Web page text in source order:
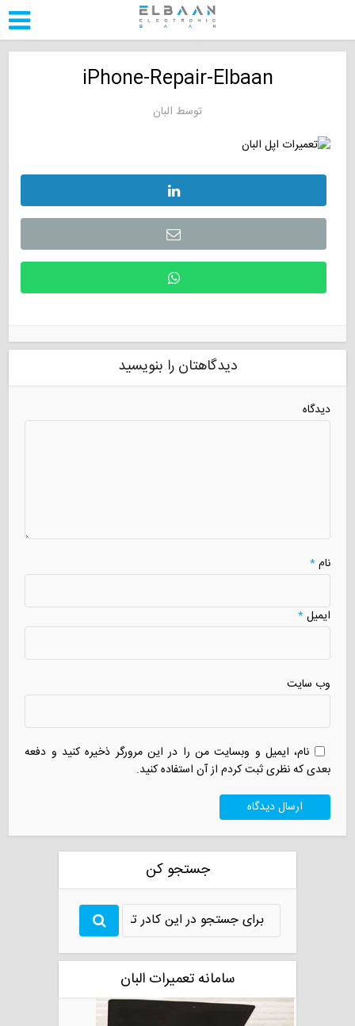
iPhone-Repair-Elbaan
توسط البان
دیدگاهتان را بنویسید
دیدگاه
نام*
ایمیل*
وب سایت
نام، ایمیل و وبسایت من را در این مرورگر ذخیره کنید و دفعه
بعدی که نظری ثبت کردم از آن استفاده کنید.
جستجو کن
سامانه تعمیرات البان